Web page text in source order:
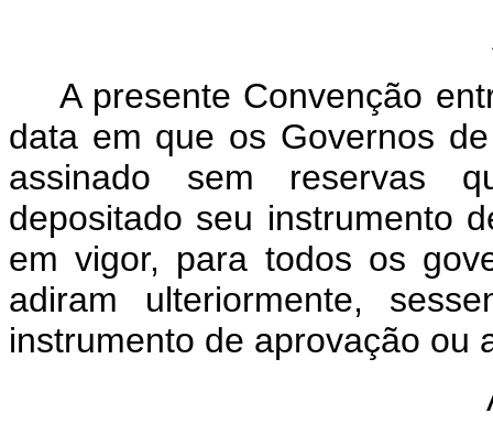
A presente Convenção
data em que os Governos
assinado sem reservas
depositado seu instrumento
em vigor, para todos os
adiram ulteriormente,
instrumento de aprovação ou